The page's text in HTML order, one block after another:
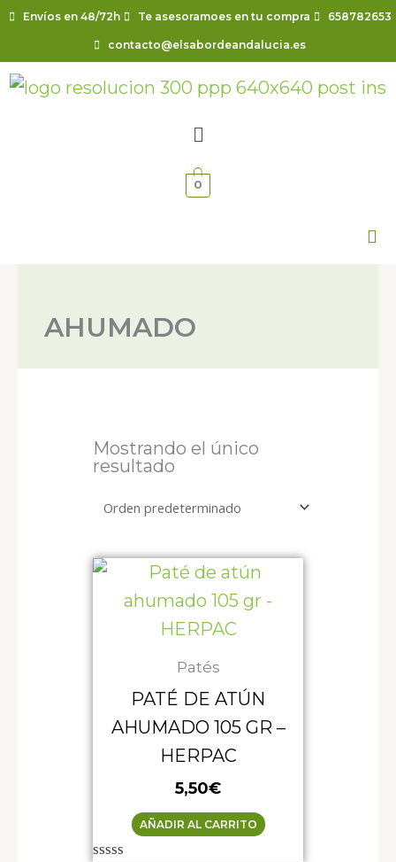
Ir
contenido
Envíos en 48/72h Te asesoramoes en tu compra 658782653
contacto@elsabordeandalucia.es
Menú
0
AHUMADO
Mostrando el único
resultado
Patés
PATÉ DE ATÚN
AHUMADO 105 GR –
HERPAC
5,50€
AÑADIR AL CARRITO